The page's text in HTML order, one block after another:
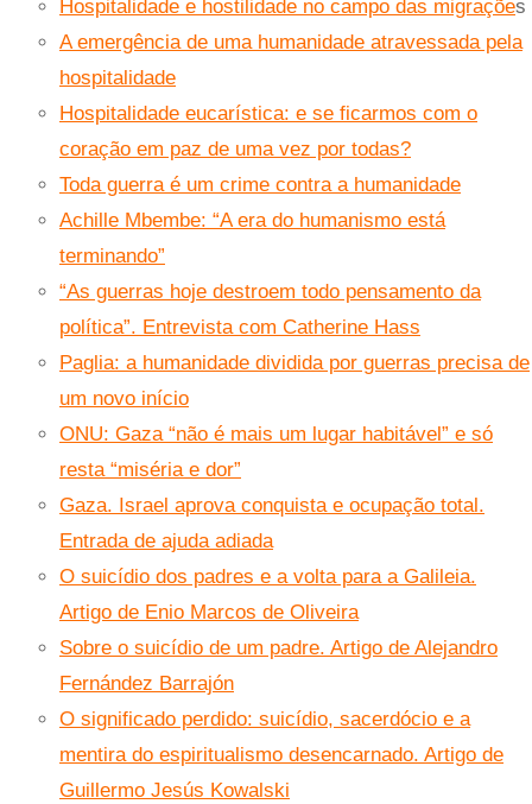
Hospitalidade e hostilidade no campo das migrações
A emergência de uma humanidade atravessada pela
hospitalidade
Hospitalidade eucarística: e se ficarmos com o
coração em paz de uma vez por todas?
Toda guerra é um crime contra a humanidade
Achille Mbembe: “A era do humanismo está
terminando”
“As guerras hoje destroem todo pensamento da
política”. Entrevista com Catherine Hass
Paglia: a humanidade dividida por guerras precisa de
um novo início
ONU: Gaza “não é mais um lugar habitável” e só
resta “miséria e dor”
Gaza. Israel aprova conquista e ocupação total.
Entrada de ajuda adiada
O suicídio dos padres e a volta para a Galileia.
Artigo de Enio Marcos de Oliveira
Sobre o suicídio de um padre. Artigo de Alejandro
Fernández Barrajón
O significado perdido: suicídio, sacerdócio e a
mentira do espiritualismo desencarnado. Artigo de
Guillermo Jesús Kowalski